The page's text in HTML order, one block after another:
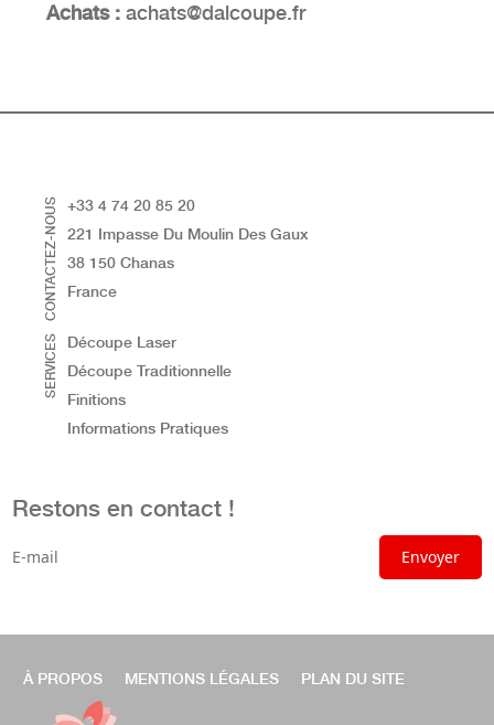
Achats : achats@dalcoupe.fr
CONTACTEZ-NOUS
+33 4 74 20 85 20
221 Impasse Du Moulin Des Gaux
38 150 Chanas
France
SERVICES
Découpe Laser
Découpe Traditionnelle
Finitions
Informations Pratiques
Restons en contact !
À PROPOS MENTIONS LÉGALES PLAN DU SITE